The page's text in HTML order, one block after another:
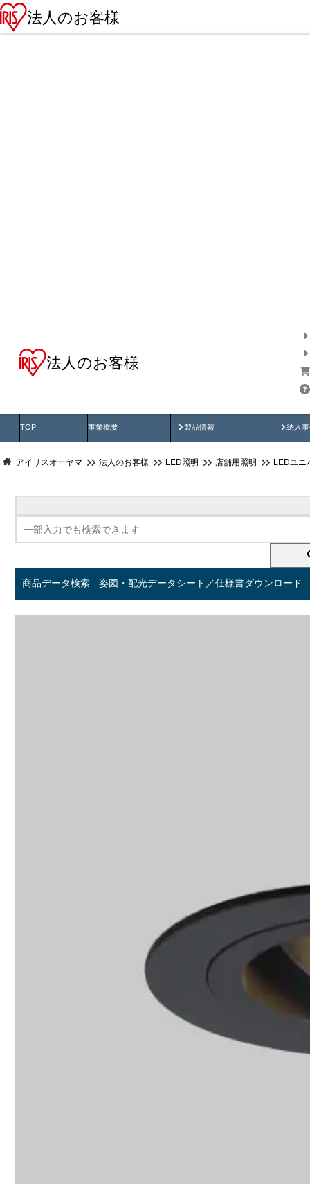
法人のお客様
法人のお客様
TOP 事業概要 製品情報
製品動画 納入
納
アイリスオーヤマ 法人のお客様 LED照明 店舗用照明 LEDユニ
商品データ検索 - 姿図・配光データシート／仕様書ダウンロード